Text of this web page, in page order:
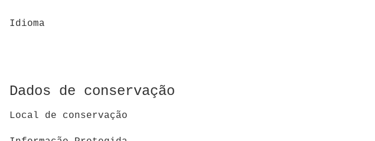
Idioma
Dados de conservação
Local de conservação